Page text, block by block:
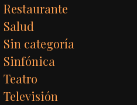
Restaurante
Salud
Sin categoría
Sinfónica
Teatro
Televisión